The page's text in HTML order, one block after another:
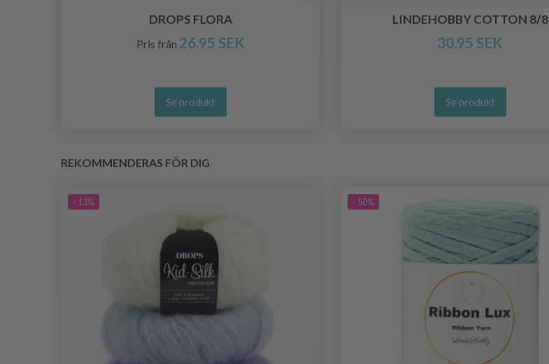
DROPS FLORA
Pris från 26.95 SEK
Se produkt
LINDEHOBBY COTTON 8/8
30.95 SEK
Se produkt
REKOMMENDERAS FÖR DIG
- 13% - 50%